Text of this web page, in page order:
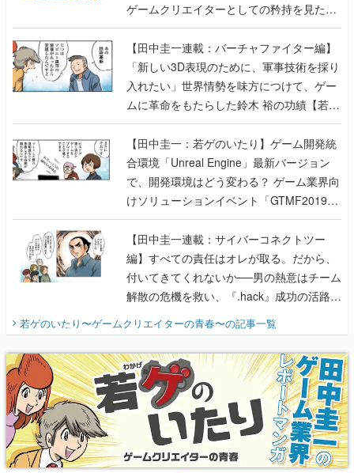
ゲームクリエイターとしての矜持を見た
【若ゲのいたり最終回】
【田中圭一連載：バーチャファイター編】
「新しい3D表現のために、軍事技術を採り
入れたい」世界情勢を味方につけて、ゲー
ムに革命をもたらした鈴木 裕の功績【若ゲ
のいたり】
【田中圭一：若ゲのいたり】ゲーム開発統
合環境「Unreal Engine」最新バージョン
で、開発環境はどう変わる？ ゲーム業界向
けソリューションイベント「GTMF2019」
に行って、より理解を深めよう【PR】
【田中圭一連載：サイバーコネクトツー
編】すべての責任はオレが取る。だから、
付いてきてくれないか──男の熱意はチーム
解散の危機を救い、『.hack』成功の活路を
開く。業界の快男児・松山 洋に流れる血は
『少年ジャンプ』色だった【若ゲのいた
り】
若ゲのいたり〜ゲームクリエイターの青春〜の記事一覧